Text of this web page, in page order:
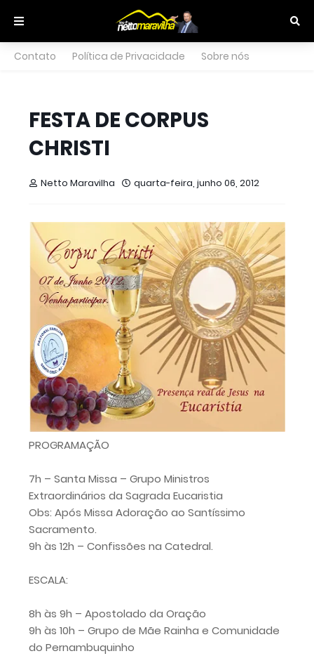
Contato Política de Privacidade Sobre nós
FESTA DE CORPUS
CHRISTI
Netto Maravilha quarta-feira, junho 06, 2012
PROGRAMAÇÃO
7h – Santa Missa – Grupo Ministros
Extraordinários da Sagrada Eucaristia
Obs: Após Missa Adoração ao Santíssimo
Sacramento.
9h às 12h – Confissões na Catedral.
ESCALA:
8h às 9h – Apostolado da Oração
9h às 10h – Grupo de Mãe Rainha e Comunidade
do Pernambuquinho